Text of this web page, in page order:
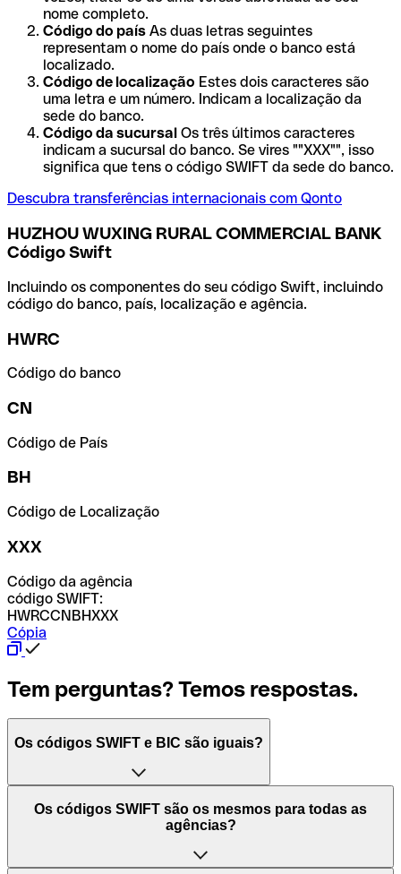
nome completo.
Código do país As duas letras seguintes
representam o nome do país onde o banco está
localizado.
Código de localização Estes dois caracteres são
uma letra e um número. Indicam a localização da
sede do banco.
Código da sucursal Os três últimos caracteres
indicam a sucursal do banco. Se vires ""XXX"", isso
significa que tens o código SWIFT da sede do banco.
Descubra transferências internacionais com Qonto
HUZHOU WUXING RURAL COMMERCIAL BANK
Código Swift
Incluindo os componentes do seu código Swift, incluindo
código do banco, país, localização e agência.
HWRC
Código do banco
CN
Código de País
BH
Código de Localização
XXX
Código da agência
código SWIFT:
HWRCCNBHXXX
Cópia
Tem perguntas? Temos respostas.
Os códigos SWIFT e BIC são iguais?
O acrónimo SWIFT significa "Society for Worldwide
Interbank Financial Telecommunication (Sociedade para
Mundiais)". Trata-se de uma rede mundial onde se
Os códigos SWIFT são os mesmos para todas as
agências?